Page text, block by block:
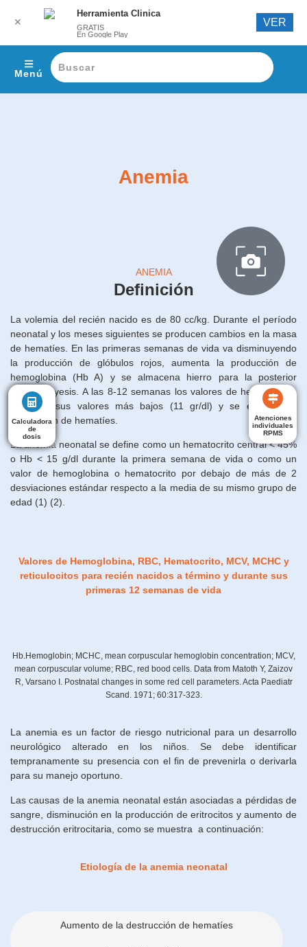
Menú
Anemia
ANEMIA
Definición
La volemia del recién nacido es de 80 cc/kg. Durante el período
neonatal y los meses siguientes se producen cambios en la masa
de hematíes. En las primeras semanas de vida va disminuyendo
la producción de glóbulos rojos, aumenta la producción de
hemoglobina (Hb A) y se almacena hierro para la posterior
hematopoyesis. A las 8-12 semanas los valores de hemoglobina
alcanzan sus valores más bajos (11 gr/dl) y se estimula la
producción de hematíes.
La anemia neonatal se define como un hematocrito central < 45%
o Hb < 15 g/dl durante la primera semana de vida o como un
valor de hemoglobina o hematocrito por debajo de más de 2
desviaciones estándar respecto a la media de su mismo grupo de
edad (1) (2).
Valores de Hemoglobina, RBC, Hematocrito, MCV, MCHC y
reticulocitos para recién nacidos a término y durante sus
primeras 12 semanas de vida
Hb.Hemoglobin; MCHC, mean corpuscular hemoglobin concentration; MCV,
mean corpuscular volume; RBC, red bood cells. Data from Matoth Y, Zaizov
R, Varsano I. Postnatal changes in some red cell parameters. Acta Paediatr
Scand. 1971; 60:317-323.
La anemia es un factor de riesgo nutricional para un desarrollo
neurológico alterado en los niños. Se debe identificar
tempranamente su presencia con el fin de prevenirla o derivarla
para su manejo oportuno.
Las causas de la anemia neonatal están asociadas a pérdidas de
sangre, disminución en la producción de eritrocitos y aumento de
destrucción eritrocitaria, como se muestra a continuación:
Etiología de la anemia neonatal
Aumento de la destrucción de hematíes
Calculadora
de
dosis
Calculadora
de
dosis
Atenciones
individuales
RPMS
✕
Herramienta Clinica
GRATIS
En Google Play
VER